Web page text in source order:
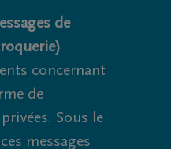
de
concernant
de
Sous le
messages